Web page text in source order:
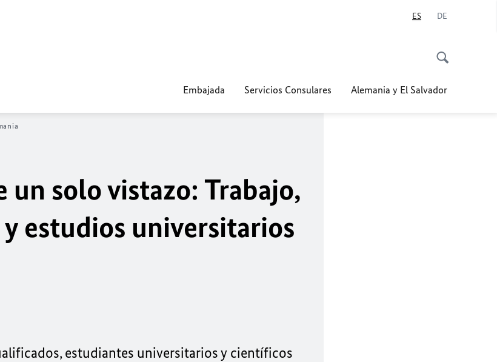
ES DE
Embajada Servicios Consulares Alemania y El Salvador
solo vistazo: Trabajo,
estudios universitarios
estudiantes universitarios y científicos